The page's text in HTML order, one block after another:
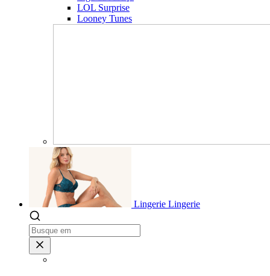
LOL Surprise
Looney Tunes
Lingerie Lingerie